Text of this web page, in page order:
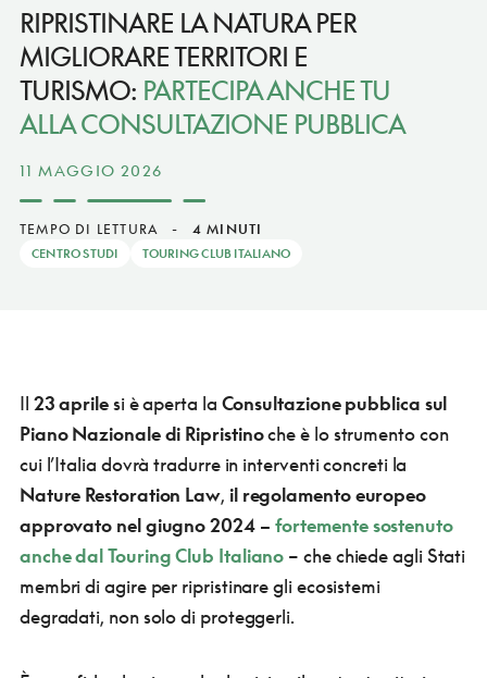
RIPRISTINARE LA NATURA PER
MIGLIORARE TERRITORI E
TURISMO: PARTECIPA ANCHE TU
ALLA CONSULTAZIONE PUBBLICA
11 MAGGIO 2026
TEMPO DI LETTURA - 4 MINUTI
CENTRO STUDI TOURING CLUB ITALIANO
Il 23 aprilesi è aperta la Consultazione pubblica sul
Piano Nazionale di Ripristinoche è lo strumento con
cui l’Italia dovrà tradurre in interventi concreti la
Nature Restoration Law, il regolamento europeo
approvato nel giugno 2024 – fortemente sostenuto
anche dal Touring Club Italiano – che chiede agli Stati
membri di agire per ripristinare gli ecosistemi
degradati, non solo di proteggerli.